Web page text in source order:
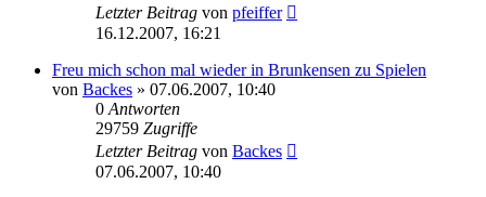
Letzter Beitrag von pfeiffer
16.12.2007, 16:21
Freu mich schon mal wieder in Brunkensen zu Spielen
von Backes » 07.06.2007, 10:40
0 Antworten
29759 Zugriffe
Letzter Beitrag von Backes
07.06.2007, 10:40